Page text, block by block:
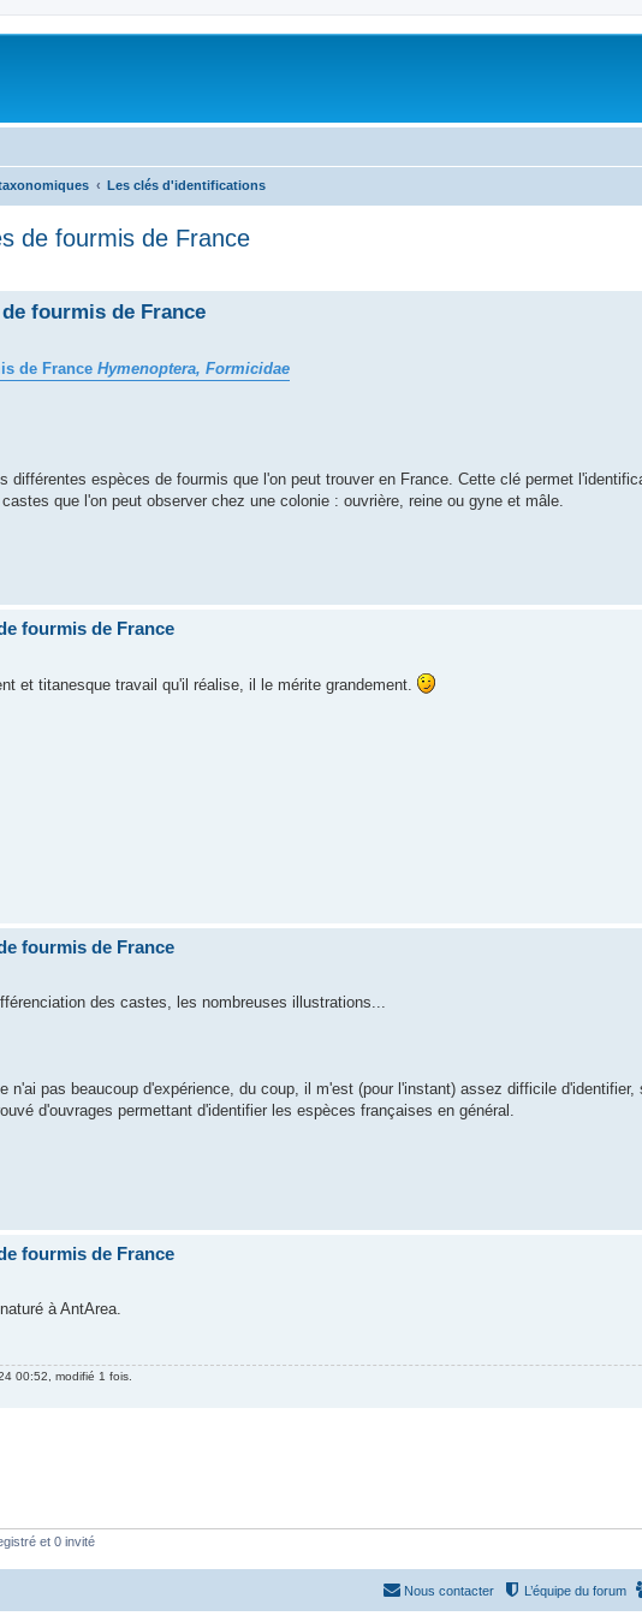
Les clés d'identifications
de fourmis de France
fourmis de France
de France Hymenoptera, Formicidae
différentes espèces de fourmis que l'on peut trouver en France. Cette clé permet
que l'on peut observer chez une colonie : ouvrière, reine ou gyne et mâle.
fourmis de France
et titanesque travail qu'il réalise, il le mérite grandement.
fourmis de France
des castes, les nombreuses illustrations...
n'ai pas beaucoup d'expérience, du coup, il m'est (pour l'instant) assez difficile d'identifier,
d'ouvrages permettant d'identifier les espèces françaises en général.
fourmis de France
à AntArea.
00:52, modifié 1 fois.
et 0 invité
L’équipe du forum
Nous contacter